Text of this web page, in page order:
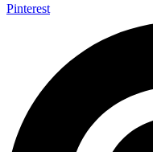
Pinterest